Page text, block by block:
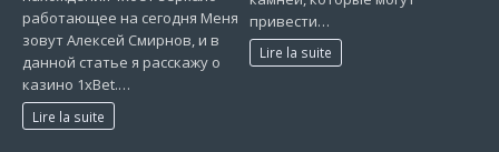
работающее на сегодня Меня
зовут Алексей Смирнов, и в
данной статье я расскажу о
казино 1xBet.…
Lire la suite
привести…
Lire la suite